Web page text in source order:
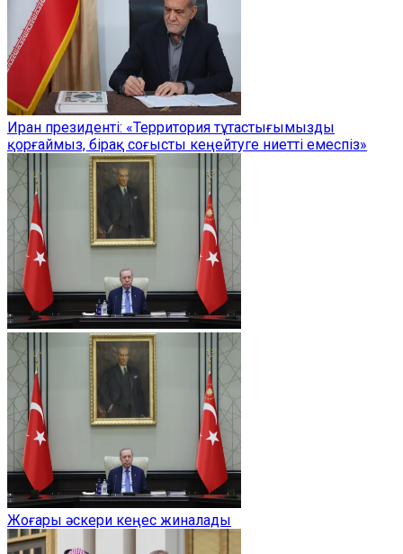
Иран президенті: «Территория тұтастығымызды
қорғаймыз, бірақ соғысты кеңейтуге ниетті емеспіз»
Жоғары әскери кеңес жиналады